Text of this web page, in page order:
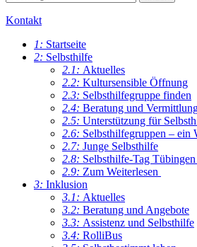
Kontakt
1: Startseite
2: Selbsthilfe
2.1: Aktuelles
2.2: Kultursensible Öffnung
2.3: Selbsthilfegruppe finden
2.4: Beratung und
2.5: Unterstützung für
2.6: Selbsthilfegruppen – ein
2.7: Junge Selbsthilfe
2.8: Selbsthilfe-Tag
2.9: Zum Weiterlesen
3: Inklusion
3.1: Aktuelles
3.2: Beratung und Angebote
3.3: Assistenz und Selbsthilfe
3.4: RolliBus